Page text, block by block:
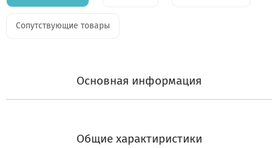
Сопутствующие товары
Основная информация
Общие характиристики